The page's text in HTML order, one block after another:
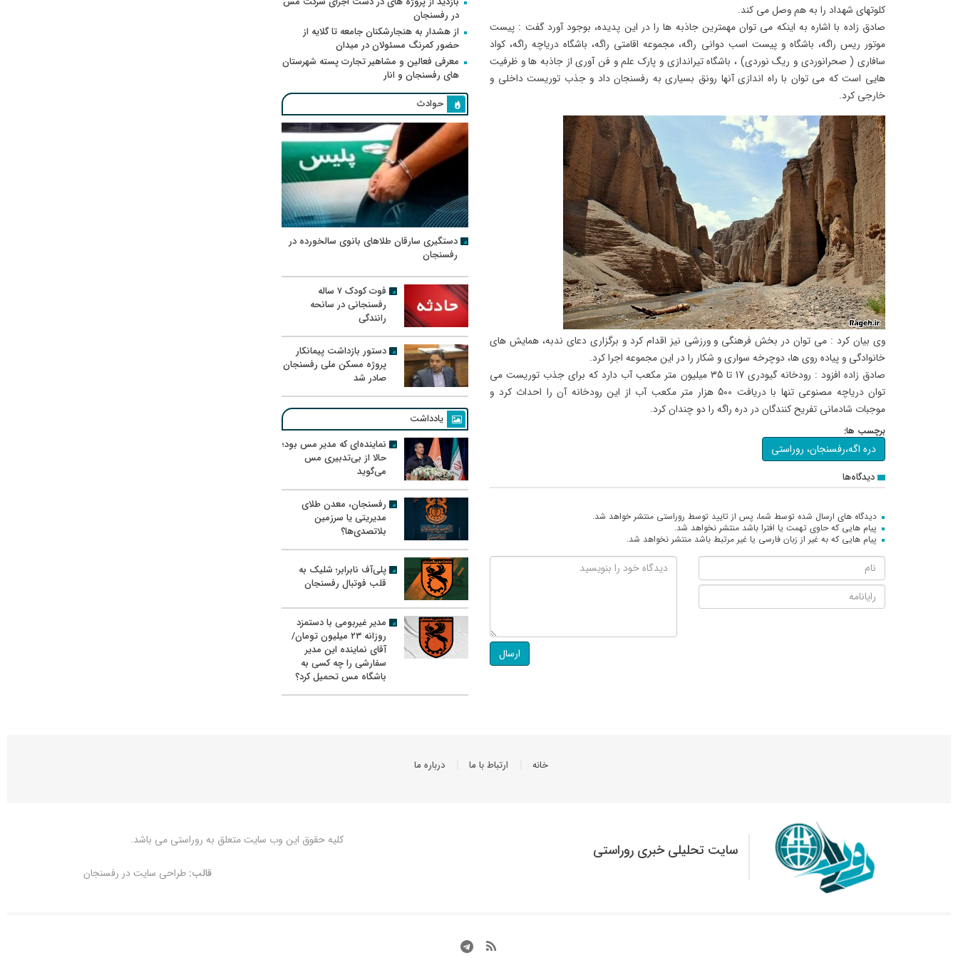
کلوتهای شهداد را به هم وصل می کند.
صادق زاده با اشاره به اینکه می توان مهمترین جاذبه ها را در این پدیده، بوجود آورد گفت : پیست
موتور ریس راگه، باشگاه و پیست اسب دوانی راگه، مجموعه اقامتی راگه، باشگاه دریاچه راگه، کواد
سافاری ( صحرانوردی و ریگ نوردی) ، باشگاه تیراندازی و پارک علم و فن آوری از جاذبه ها و ظرفیت
هایی است که می توان با راه اندازی آنها رونق بسیاری به رفسنجان داد و جذب توریست داخلی و
خارجی کرد.
وی بیان کرد : می توان در بخش فرهنگی و ورزشی نیز اقدام کرد و برگزاری دعای ندبه، همایش های
خانوادگی و پیاده روی ها، دوچرخه سواری و شکار را در این مجموعه اجرا کرد.
صادق زاده افزود : رودخانه گیودری 17 تا 35 میلیون متر مکعب آب دارد که برای جذب توریست می
توان دریاچه مصنوعی تنها با دریافت 500 هزار متر مکعب آب از این رودخانه آن را احداث کرد و
موجبات شادمانی تفریح کنندگان در دره راگه را دو چندان کرد.
برچسب ها:
دره اگه،رفسنجان، روراستی
دیدگاه‌ها
دیدگاه های ارسال شده توسط شما، پس از تایید توسط روراستی منتشر خواهد شد.
پیام هایی که حاوی تهمت یا افترا باشد منتشر نخواهد شد.
پیام هایی که به غیر از زبان فارسی یا غیر مرتبط باشد منتشر نخواهد شد.
ارسال
در رفسنجان
از هشدار به هنجارشکنان جامعه تا گلایه از
حضور کمرنگ مسئولان در میدان
معرفی فعالین و مشاهیر تجارت پسته شهرستان
های رفسنجان و انار
حوادث
دستگیری سارقان طلاهای بانوی سالخورده در
رفسنجان
فوت کودک ۷ ساله
رفسنجانی در سانحه
رانندگی
دستور بازداشت پیمانکار
پروژه مسکن ملی رفسنجان
صادر شد
یادداشت
نماینده‌ای که مدیر مس بود؛
حالا از بی‌تدبیری مس
می‌گوید
رفسنجان، معدن طلای
مدیریتی یا سرزمین
بلاتصدی‌ها؟
پلی‌آف نابرابر؛ شلیک به
قلب فوتبال رفسنجان
مدیر غیربومی با دستمزد
روزانه ۲۳ میلیون تومان/
آقای نماینده این مدیر
سفارشی را چه کسی به
باشگاه مس تحمیل کرد؟
خانه ارتباط با ما درباره ما
سایت تحلیلی خبری روراستی
کلیه حقوق این وب سایت متعلق به روراستی می باشد.
قالب: طراحی سایت در رفسنجان